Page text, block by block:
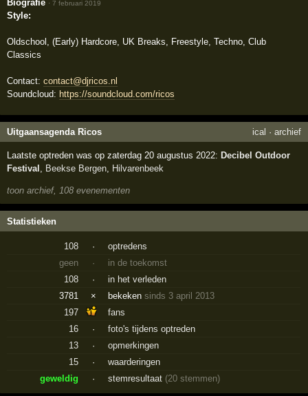
Biografie ·7 februari 2019
Style:
Oldschool, (Early) Hardcore, UK Breaks, Freestyle, Techno, Club
Classics
Contact:contact@djricos.nl
Soundcloud: https://soundcloud.com/ricos
Uitgaansagenda Ricos ical · archief
Laatste optreden was op zaterdag 20 augustus 2022: Decibel Outdoor
Festival , Beekse Bergen, Hilvarenbeek
toon archief, 108 evenementen
Statistieken
108 ·
optredens
geen
·
in de toekomst
108
·
in het verleden
3781
× bekekensinds 3 april 2013
197
fans
16
·
foto's tijdens optreden
13
·
opmerkingen
15
·
waarderingen
geweldig
· stemresultaat (20 stemmen)